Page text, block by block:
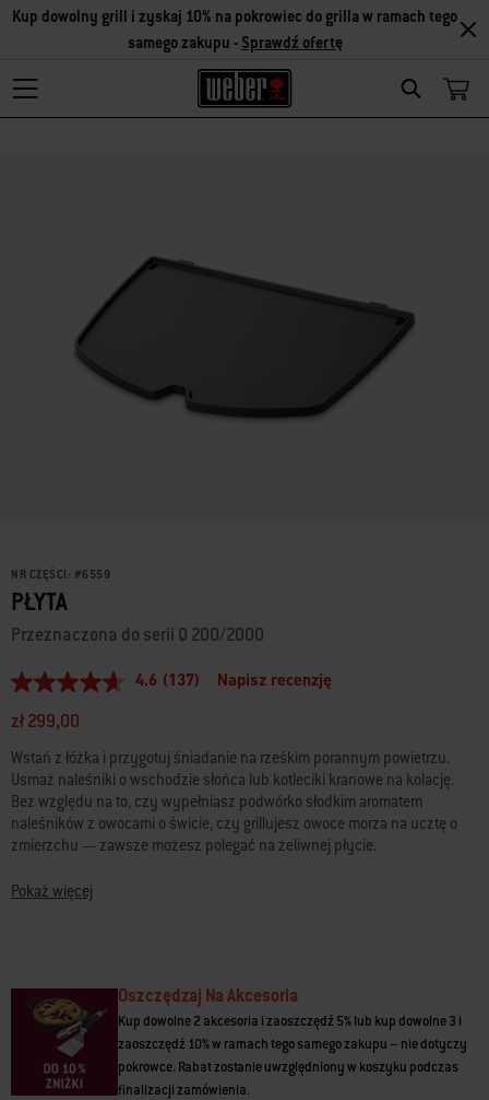
Search
Kup dowolny grill i zyskaj 10% na pokrowiec do grilla w ramach tego
samego zakupu - Sprawdź ofertę
NR CZĘŚCI: #6559
PŁYTA
Przeznaczona do serii Q 200/2000
4.6
5
średnia
wartość
oceny.
Read
137
Reviews.
do
tej
4.6 (137) Napisz recenzję
zł 299,00
Wstań z łóżka i przygotuj śniadanie na rześkim porannym powietrzu.
Usmaż naleśniki o wschodzie słońca lub kotleciki kranowe na kolację.
Bez względu na to, czy wypełniasz podwórko słodkim aromatem
naleśników z owocami o świcie, czy grillujesz owoce morza na ucztę o
zmierzchu — zawsze możesz polegać na żeliwnej płycie.
Pokaż więcej
Oszczędzaj Na Akcesoria
Kup dowolne 2 akcesoria i zaoszczędź 5% lub kup dowolne 3 i
zaoszczędź 10% w ramach tego samego zakupu – nie dotyczy
pokrowce. Rabat zostanie uwzględniony w koszyku podczas
finalizacji zamówienia.